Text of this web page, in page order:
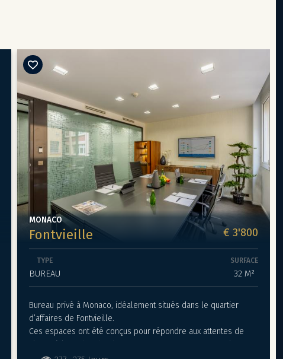
MONACO
Fontvieille € 3'800
TYPE
BUREAU
SURFACE
32 M²
Bureau privé à Monaco, idéalement situés dans le quartier
d’affaires de Fontvieille.
Ces espaces ont été conçus pour répondre aux attentes de